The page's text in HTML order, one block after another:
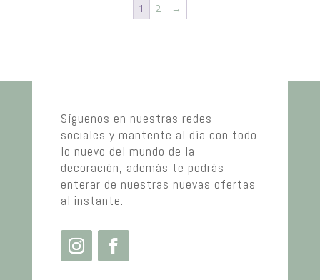
1 2 →
Síguenos en nuestras redes
sociales y mantente al día con todo
lo nuevo del mundo de la
decoración, además te podrás
enterar de nuestras nuevas ofertas
al instante.